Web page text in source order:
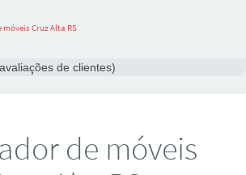
Cruz Alta RS
de clientes)
de móveis